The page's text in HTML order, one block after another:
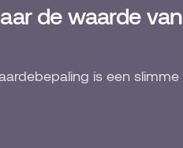
de waarde van
is een slimme